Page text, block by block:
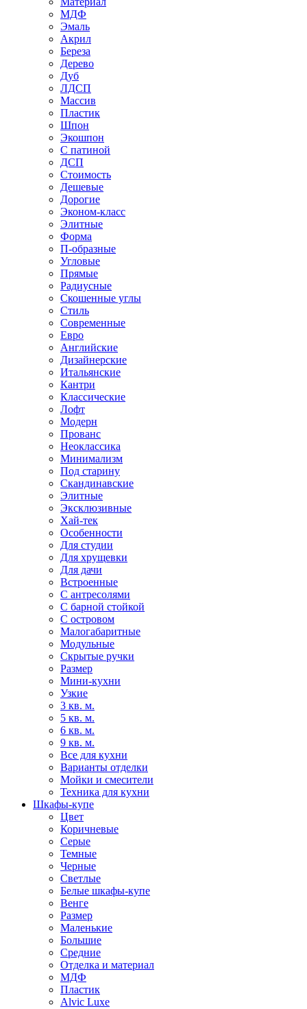
МДФ
Эмаль
Акрил
Береза
Дерево
Дуб
ЛДСП
Массив
Пластик
Шпон
Экошпон
С патиной
ДСП
Стоимость
Дешевые
Дорогие
Эконом-класс
Элитные
Форма
П-образные
Угловые
Прямые
Радиусные
Скошенные углы
Стиль
Современные
Евро
Английские
Дизайнерские
Итальянские
Кантри
Классические
Лофт
Модерн
Прованс
Неоклассика
Минимализм
Под старину
Скандинавские
Элитные
Эксклюзивные
Хай-тек
Особенности
Для студии
Для хрущевки
Для дачи
Встроенные
С антресолями
С барной стойкой
С островом
Малогабаритные
Модульные
Скрытые ручки
Размер
Мини-кухни
Узкие
3 кв. м.
5 кв. м.
6 кв. м.
9 кв. м.
Все для кухни
Варианты отделки
Мойки и смесители
Техника для кухни
Шкафы-купе
Цвет
Коричневые
Серые
Темные
Черные
Светлые
Белые шкафы-купе
Венге
Размер
Маленькие
Большие
Средние
Отделка и материал
МДФ
Пластик
Alvic Luxe